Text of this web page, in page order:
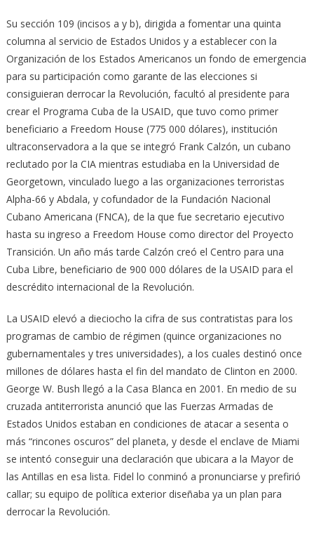
Su sección 109 (incisos a y b), dirigida a fomentar una quinta
columna al servicio de Estados Unidos y a establecer con la
Organización de los Estados Americanos un fondo de emergencia
para su participación como garante de las elecciones si
consiguieran derrocar la Revolución, facultó al presidente para
crear el Programa Cuba de la USAID, que tuvo como primer
beneficiario a Freedom House (775 000 dólares), institución
ultraconservadora a la que se integró Frank Calzón, un cubano
reclutado por la CIA mientras estudiaba en la Universidad de
Georgetown, vinculado luego a las organizaciones terroristas
Alpha-66 y Abdala, y cofundador de la Fundación Nacional
Cubano Americana (FNCA), de la que fue secretario ejecutivo
hasta su ingreso a Freedom House como director del Proyecto
Transición. Un año más tarde Calzón creó el Centro para una
Cuba Libre, beneficiario de 900 000 dólares de la USAID para el
descrédito internacional de la Revolución.
La USAID elevó a dieciocho la cifra de sus contratistas para los
programas de cambio de régimen (quince organizaciones no
gubernamentales y tres universidades), a los cuales destinó once
millones de dólares hasta el fin del mandato de Clinton en 2000.
George W. Bush llegó a la Casa Blanca en 2001. En medio de su
cruzada antiterrorista anunció que las Fuerzas Armadas de
Estados Unidos estaban en condiciones de atacar a sesenta o
más “rincones oscuros” del planeta, y desde el enclave de Miami
se intentó conseguir una declaración que ubicara a la Mayor de
las Antillas en esa lista. Fidel lo conminó a pronunciarse y prefirió
callar; su equipo de política exterior diseñaba ya un plan para
derrocar la Revolución.